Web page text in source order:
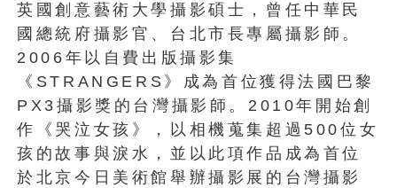
英國創意藝術大學攝影碩士，曾任中華民
國總統府攝影官、台北市長專屬攝影師。
2006年以自費出版攝影集
《STRANGERS》成為首位獲得法國巴黎
PX3攝影獎的台灣攝影師。2010年開始創
作《哭泣女孩》，以相機蒐集超過500位女
孩的故事與淚水，並以此項作品成為首位
於北京今日美術館舉辦攝影展的台灣攝影